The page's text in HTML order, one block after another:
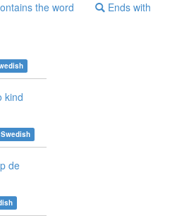
the word Ends with
kind
Swedish
de